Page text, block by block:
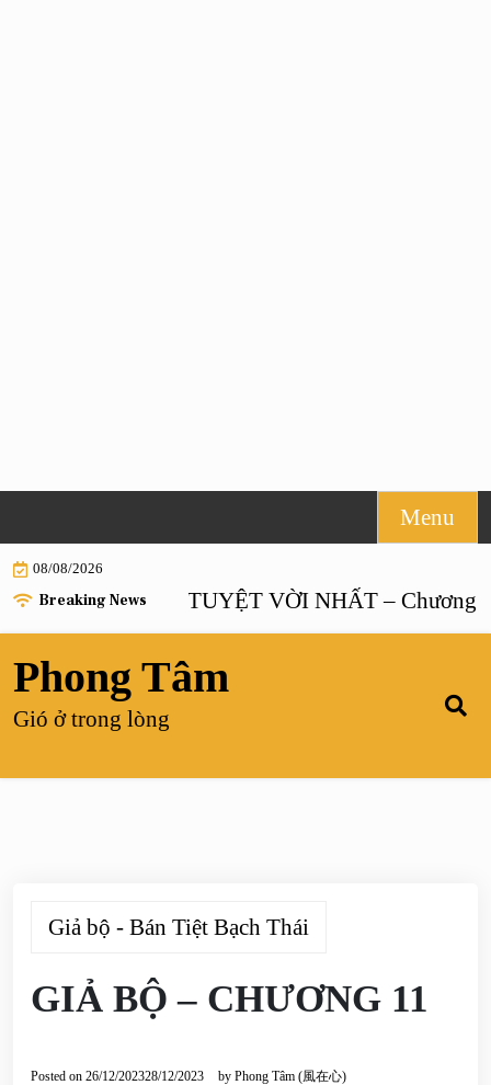
to
content
Menu
08/08/2026
Breaking News
HÔN NHÂN TUYỆT VỜI NHẤT – Chương 55 |
Phong Tâm
Gió ở trong lòng
Giả bộ - Bán Tiệt Bạch Thái
GIẢ BỘ – CHƯƠNG 11
Posted on 26/12/202328/12/2023 by Phong Tâm (風在心)